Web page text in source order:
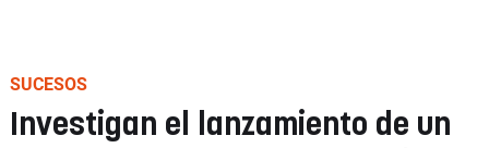
SUCESOS
Investigan el lanzamiento de un